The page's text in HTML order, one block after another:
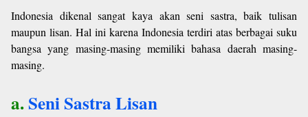
Indonesia dikenal sangat kaya akan seni sastra, baik tulisan
maupun lisan. Hal ini karena Indonesia terdiri atas berbagai suku
bangsa yang masing-masing memiliki bahasa daerah masing-
masing.
a.Seni Sastra Lisan